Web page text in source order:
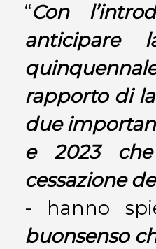
“Con
anticipare
rapporto di
due
e 2023 che
cessazione
- hanno
buonsenso